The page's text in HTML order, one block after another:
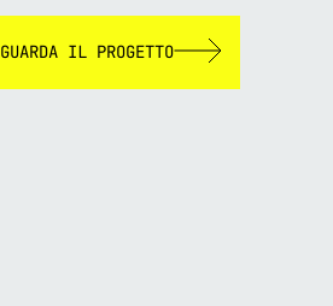
GUARDA IL PROGETTO